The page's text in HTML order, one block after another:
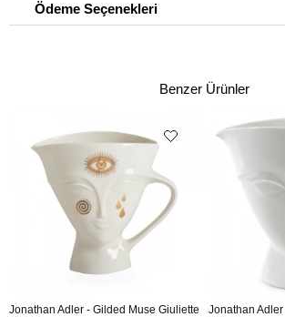
Ödeme Seçenekleri
Benzer Ürünler
Jonathan Adler - Gilded Muse Giuliette
Jonathan